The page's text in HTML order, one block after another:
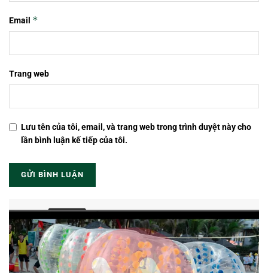
Email *
Trang web
Lưu tên của tôi, email, và trang web trong trình duyệt này cho
lần bình luận kế tiếp của tôi.